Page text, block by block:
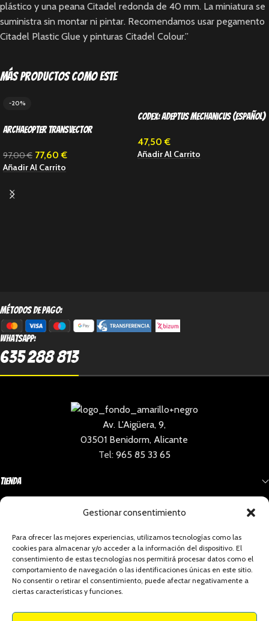
Gestionar consentimiento
Para ofrecer las mejores experiencias, utilizamos tecnologías como las
cookies para almacenar y/o acceder a la información del dispositivo. El
consentimiento de estas tecnologías nos permitirá procesar datos como el
comportamiento de navegación o las identificaciones únicas en este sitio.
No consentir o retirar el consentimiento, puede afectar negativamente a
ciertas características y funciones.
plástico y una peana Citadel redonda de 40 mm. La miniatura se
suministra sin montar ni pintar. Recomendamos usar pegamento
Citadel Plastic Glue y pinturas Citadel Colour.”
Más productos como este
-20%
Archaeopter Transvector
97,00€ 77,60€
Añadir Al Carrito
Codex: Adeptus Mechanicus (Español)
47,50€
Añadir Al Carrito
métodos de pago:
Whatsapp:
635 288 813
Av. L'Aigüera, 9,
03501 Benidorm, Alicante
Tel: 965 85 33 65
Tienda
Social